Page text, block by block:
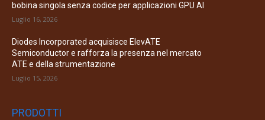
bobina singola senza codice per applicazioni GPU AI
Luglio 16, 2026
Diodes Incorporated acquisisce ElevATE
Semiconductor e rafforza la presenza nel mercato
ATE e della strumentazione
Luglio 15, 2026
PRODOTTI